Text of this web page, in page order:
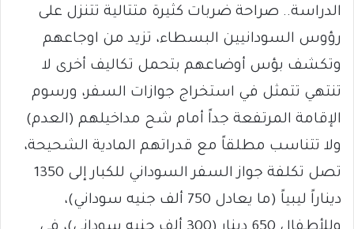
الدراسة.. صراحة ضربات كثيرة متتالية تتنزل على
رؤوس السودانيين البسطاء، تزيد من اوجاعهم
وتكشف بؤس أوضاعهم بتحمل تكاليف أخرى لا
تنتهي تتمثل في استخراج جوازات السفر، ورسوم
الإقامة المرتفعة جداً أمام شح مداخيلهم (العدم)
ولا تتناسب مطلقاً مع قدراتهم المادية الشحيحة،
تصل تكلفة جواز السفر السوداني للكبار إلى 1350
ديناراً ليبياً (ما يعادل 750 ألف جنيه سوداني)،